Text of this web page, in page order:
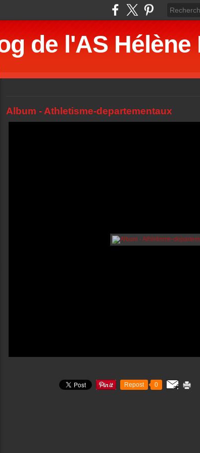
de l'AS Hélène
Album - Athletisme-departementaux
Repost 0